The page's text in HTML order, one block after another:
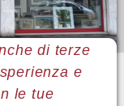
di terze
e
le tue